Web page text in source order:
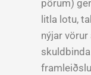
pörum)
litla lotu,
nýjar